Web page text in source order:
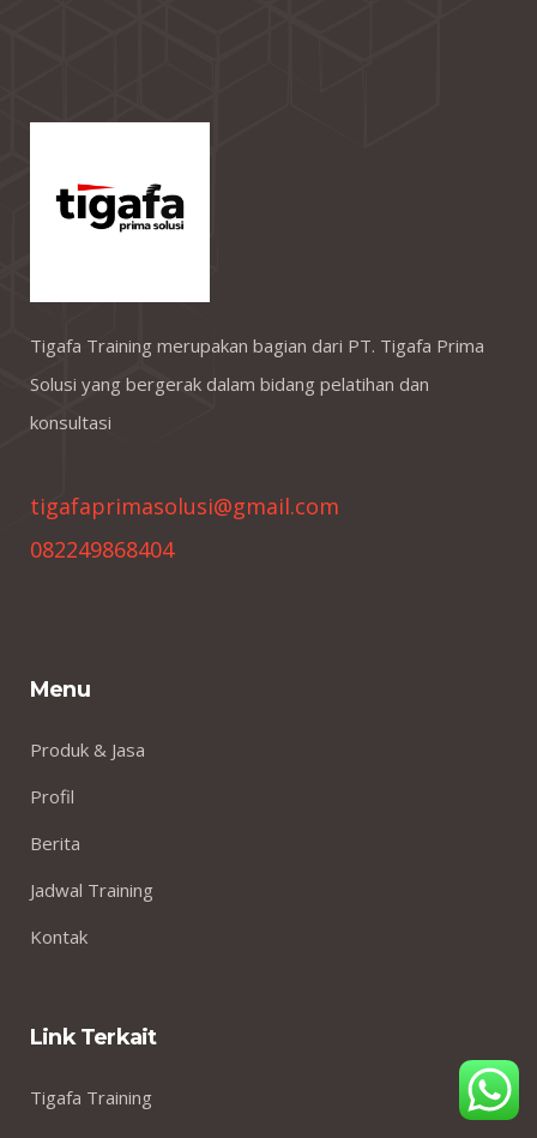
Tigafa Training merupakan bagian dari PT. Tigafa Prima
Solusi yang bergerak dalam bidang pelatihan dan
konsultasi
tigafaprimasolusi@gmail.com
082249868404
Menu
Produk & Jasa
Profil
Berita
Jadwal Training
Kontak
Link Terkait
Tigafa Training